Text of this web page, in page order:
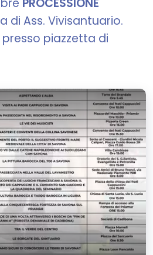
di Ass. Vivisantuario.
presso piazzetta di